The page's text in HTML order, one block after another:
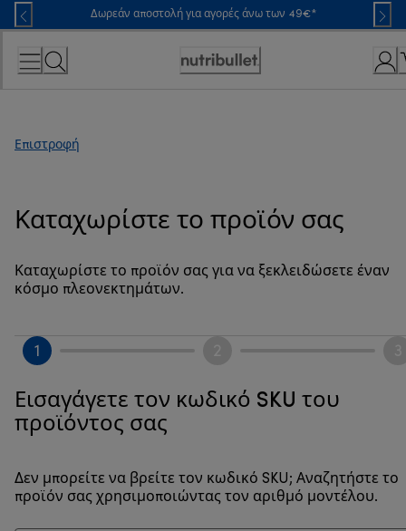
Skip
to
Content
Δωρεάν αποστολή για αγορές άνω των 49€*
Accessibility
Επιστροφή
Καταχωρίστε το προϊόν σας
Καταχωρίστε το προϊόν σας για να ξεκλειδώσετε έναν
κόσμο πλεονεκτημάτων.
1
Εισαγάγετε τον κωδικό SKU του
προϊόντος σας
Δεν μπορείτε να βρείτε τον κωδικό SKU; Αναζητήστε το
προϊόν σας χρησιμοποιώντας τον αριθμό μοντέλου.